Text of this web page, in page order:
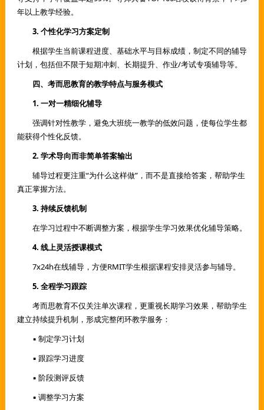
年以上教学经验。
3. 个性化学习方案定制
根据学生当前课程进度、基础水平与目标成绩，制定不同的辅导
计划，包括但不限于短期冲刺、长期提升、作业/考试专项辅导等。
四、考而思教育的教学特点与服务模式
1. 一对一精细化辅导
强调针对性教学，避免大班统一教学的低效问题，使每位学生都
能获得个性化反馈。
2. 学术导向而非简单答案输出
辅导过程更注重“为什么这样做”，而不是直接给答案，帮助学生
真正掌握方法。
3. 持续反馈机制
在学习过程中不断调整方案，根据学生学习效果优化辅导策略。
4. 线上灵活授课模式
7x24h在线辅导，方便RMIT学生根据课程安排灵活参与辅导。
5. 全程学习跟踪
考而思教育不仅关注单次课程，更重视长期学习效果，帮助学生
建立持续提升机制，形成完整闭环教学服务：
▪ 制定学习计划
▪ 跟踪学习进度
▪ 阶段测评反馈
▪ 调整学习方案